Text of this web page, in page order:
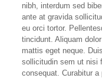
nibh, interdum sed
ante at gravida
eu orci tortor.
tincidunt. Aliquam
mattis eget neque.
sollicitudin sem ut nisi
consequat. Curabitur